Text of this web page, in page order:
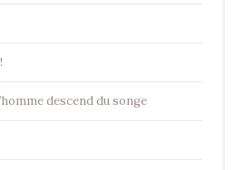
descend du songe